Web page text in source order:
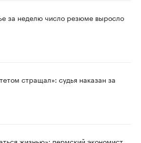
за неделю число резюме выросло
стращал»: судья наказан за